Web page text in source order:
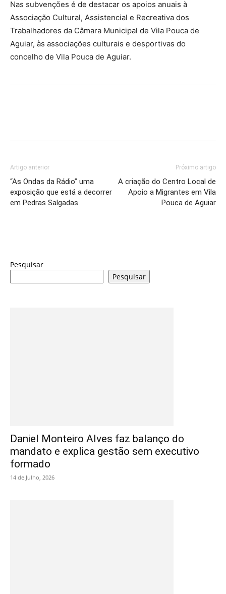
Nas subvenções é de destacar os apoios anuais à
Associação Cultural, Assistencial e Recreativa dos
Trabalhadores da Câmara Municipal de Vila Pouca de
Aguiar, às associações culturais e desportivas do
concelho de Vila Pouca de Aguiar.
Artigo anterior
“As Ondas da Rádio” uma
exposição que está a decorrer
em Pedras Salgadas
Próximo artigo
A criação do Centro Local de
Apoio a Migrantes em Vila
Pouca de Aguiar
Pesquisar
Pesquisar
Daniel Monteiro Alves faz balanço do
mandato e explica gestão sem executivo
formado
14 de Julho, 2026